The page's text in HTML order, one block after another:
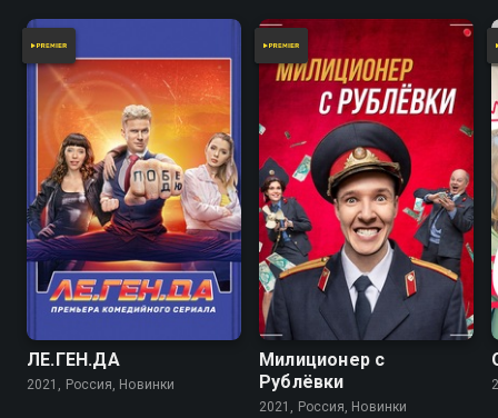
5.6
ЛЕ.ГЕН.ДА
2021, Россия, Новинки
5.5
Милиционер с
Рублёвки
2021, Россия, Новинки